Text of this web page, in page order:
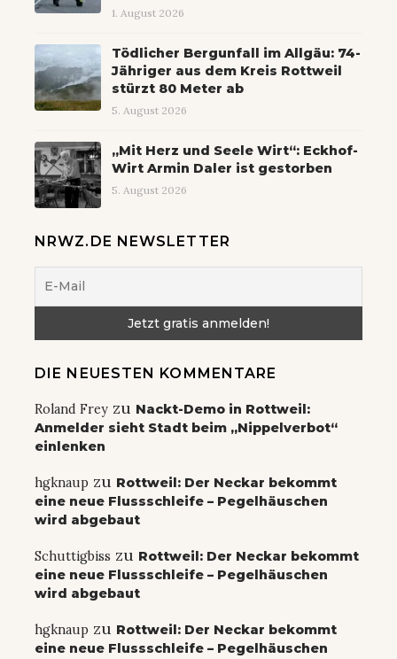
1. August 2026
Tödlicher Bergunfall im Allgäu: 74-
Jähriger aus dem Kreis Rottweil
stürzt 80 Meter ab
5. August 2026
„Mit Herz und Seele Wirt“: Eckhof-
Wirt Armin Daler ist gestorben
5. August 2026
NRWZ.DE NEWSLETTER
DIE NEUESTEN KOMMENTARE
Roland Frey zu Nackt-Demo in Rottweil:
Anmelder sieht Stadt beim „Nippelverbot“
einlenken
hgknaup zu Rottweil: Der Neckar bekommt
eine neue Flussschleife – Pegelhäuschen
wird abgebaut
Schuttigbiss zu Rottweil: Der Neckar bekommt
eine neue Flussschleife – Pegelhäuschen
wird abgebaut
hgknaup zu Rottweil: Der Neckar bekommt
eine neue Flussschleife – Pegelhäuschen